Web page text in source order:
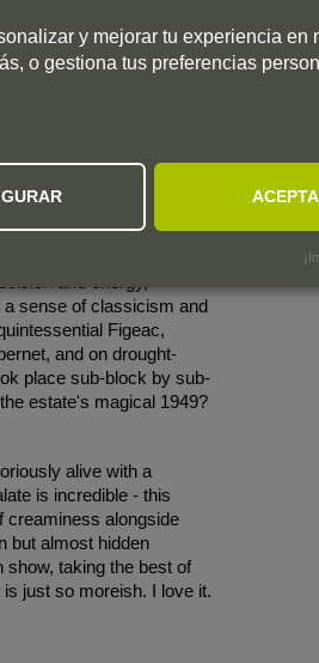
complex bouquet of dark
to full-bodied, dense
and energy,
a sense of classicism and
Figeac,
and on drought-
place sub-block by sub-
estate's magical 1949?
alive with a
is incredible - this
creaminess alongside
but almost hidden
taking the best of
just so moreish. I love it.
y mejorar tu experiencia en
o gestiona tus preferencias